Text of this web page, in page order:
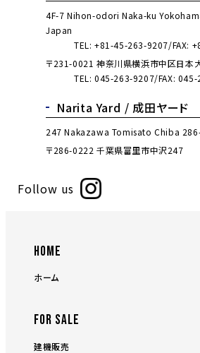
4F-7 Nihon-odori Naka-ku
Japan
TEL: +81-45-263-9207 FAX:
〒231-0021 神奈川県横浜市中区日本
TEL: 045-263-9207 FAX:
Narita Yard / 成田ヤード
247 Nakazawa Tomisato Chiba
〒286-0222 千葉県富里市中沢247
Follow us
HOME
ホーム
FOR SALE
建機販売